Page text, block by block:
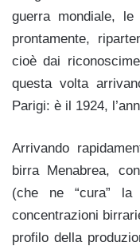
guerra mondiale,
prontamente,
cioè dai
questa volta
Parigi: è il 1924,
Arrivando
birra Menabrea,
(che ne “cura” la
concentrazioni
profilo della